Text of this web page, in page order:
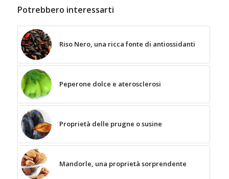
Potrebbero interessarti
Riso Nero, una ricca fonte di antiossidanti
Peperone dolce e aterosclerosi
Proprietà delle prugne o susine
Mandorle, una proprietà sorprendente